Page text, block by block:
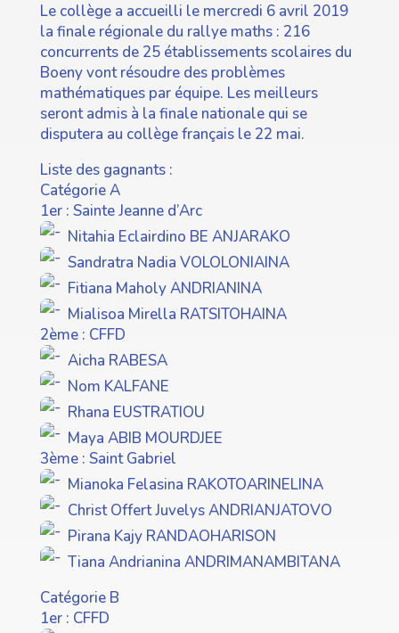
Le collège a accueilli le mercredi 6 avril 2019
la finale régionale du rallye maths : 216
concurrents de 25 établissements scolaires du
Boeny vont résoudre des problèmes
mathématiques par équipe. Les meilleurs
seront admis à la finale nationale qui se
disputera au collège français le 22 mai.
Liste des gagnants :
Catégorie A
1er : Sainte Jeanne d’Arc
Nitahia Eclairdino BE ANJARAKO
Sandratra Nadia VOLOLONIAINA
Fitiana Maholy ANDRIANINA
Mialisoa Mirella RATSITOHAINA
2ème : CFFD
Aicha RABESA
Nom KALFANE
Rhana EUSTRATIOU
Maya ABIB MOURDJEE
3ème : Saint Gabriel
Mianoka Felasina RAKOTOARINELINA
Christ Offert Juvelys ANDRIANJATOVO
Pirana Kajy RANDAOHARISON
Tiana Andrianina ANDRIMANAMBITANA
Catégorie B
1er : CFFD